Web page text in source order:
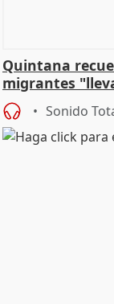
Quintana
migrantes
central
Sonido